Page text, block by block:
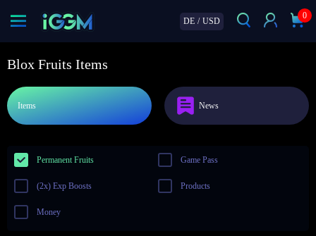
DE / USD
0
Blox Fruits Items
Items News
Permanent Fruits Game Pass
(2x) Exp Boosts Products
Money